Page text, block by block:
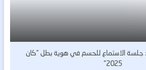
جلسة الاستماع للحسم في هوية بطل “كان
2025”